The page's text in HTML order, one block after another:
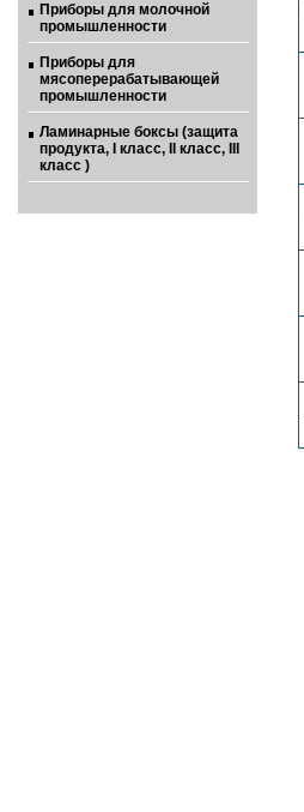
Приборы для молочной
промышленности
Приборы для
мясоперерабатывающей
промышленности
Ламинарные боксы (защита
продукта, I класс, II класс, III
класс )